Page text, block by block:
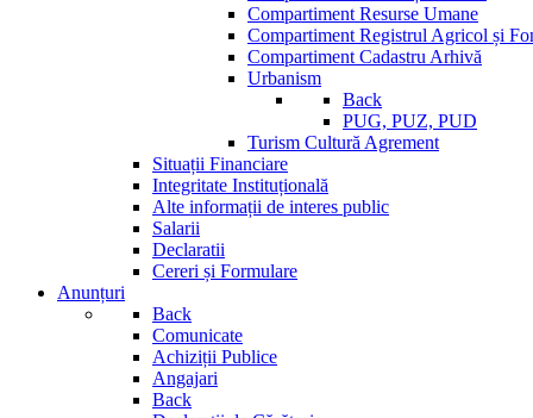
Compartiment Resurse Umane
Compartiment Registrul Agricol și
Compartiment Cadastru Arhivă
Urbanism
Back
PUG, PUZ, PUD
Turism Cultură Agrement
Situații Financiare
Integritate Instituțională
Alte informații de interes public
Salarii
Declaratii
Cereri și Formulare
Anunțuri
Back
Comunicate
Achiziții Publice
Angajari
Back